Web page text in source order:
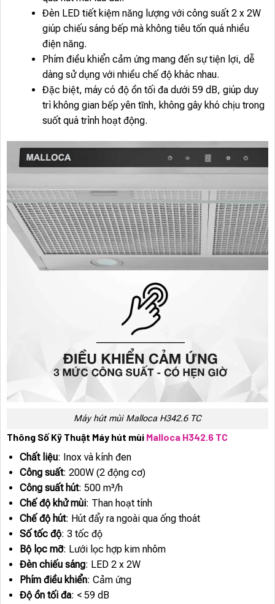
Đèn LED tiết kiệm năng lượng với công suất 2 x 2W
giúp chiếu sáng bếp mà không tiêu tốn quá nhiều
điện năng.
Phím điều khiển cảm ứng mang đến sự tiện lợi, dễ
dàng sử dụng với nhiều chế độ khác nhau.
Đặc biệt, máy có độ ồn tối đa dưới 59 dB, giúp duy
trì không gian bếp yên tĩnh, không gây khó chịu trong
suốt quá trình hoạt động.
Máy hút mùi Malloca H342.6 TC
Thông Số Kỹ Thuật Máy hút mùi Malloca H342.6 TC
Chất liệu: Inox và kính đen
Công suất: 200W (2 động cơ)
Công suất hút: 500 m³/h
Chế độ khử mùi: Than hoạt tính
Chế độ hút: Hút đẩy ra ngoài qua ống thoát
Số tốc độ: 3 tốc độ
Bộ lọc mỡ: Lưới lọc hợp kim nhôm
Đèn chiếu sáng: LED 2 x 2W
Phím điều khiển: Cảm ứng
Độ ồn tối đa: < 59 dB